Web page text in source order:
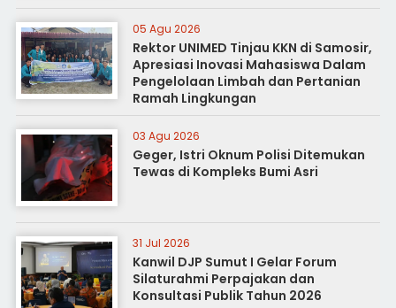
05 Agu 2026
Rektor UNIMED Tinjau KKN di Samosir,
Apresiasi Inovasi Mahasiswa Dalam
Pengelolaan Limbah dan Pertanian
Ramah Lingkungan
03 Agu 2026
Geger, Istri Oknum Polisi Ditemukan
Tewas di Kompleks Bumi Asri
31 Jul 2026
Kanwil DJP Sumut I Gelar Forum
Silaturahmi Perpajakan dan
Konsultasi Publik Tahun 2026